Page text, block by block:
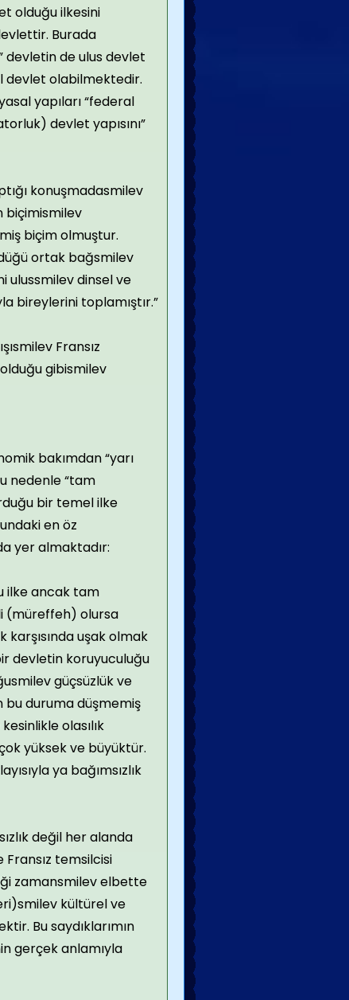
olduğu ilkesini
Burada
devletin de ulus devlet
devlet olabilmektedir.
yapıları “federal
devlet yapısını”
konuşmadasmilev
biçimismilev
biçim olmuştur.
ortak bağsmilev
ulussmilev dinsel ve
bireylerini toplamıştır.”
Fransız
gibismilev
bakımdan “yarı
nedenle “tam
bir temel ilke
en öz
yer almaktadır:
ilke ancak tam
(müreffeh) olursa
karşısında uşak olmak
devletin koruyuculuğu
güçsüzlük ve
duruma düşmemiş
olasılık
yüksek ve büyüktür.
ya bağımsızlık
değil her alanda
Fransız temsilcisi
zamansmilev elbette
kültürel ve
Bu saydıklarımın
gerçek anlamıyla